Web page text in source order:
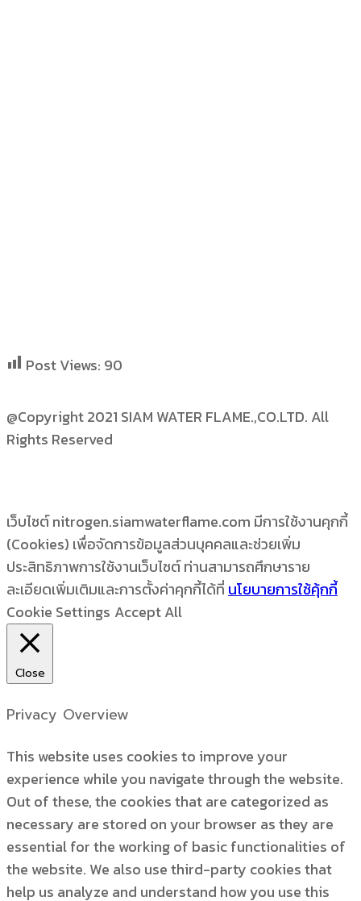
Post Views: 90
@Copyright 2021 SIAM WATER FLAME.,CO.LTD. All
Rights Reserved
เว็บไซต์ nitrogen.siamwaterflame.com มีการใช้งานคุกกี้
(Cookies) เพื่อจัดการข้อมูลส่วนบุคคลและช่วยเพิ่ม
ประสิทธิภาพการใช้งานเว็บไซต์ ท่านสามารถศึกษาราย
ละเอียดเพิ่มเติมและการตั้งค่าคุกกี้ได้ที่ นโยบายการใช้คุ้กกี้
Cookie Settings Accept All
Close
Privacy Overview
This website uses cookies to improve your
experience while you navigate through the website.
Out of these, the cookies that are categorized as
necessary are stored on your browser as they are
essential for the working of basic functionalities of
the website. We also use third-party cookies that
help us analyze and understand how you use this